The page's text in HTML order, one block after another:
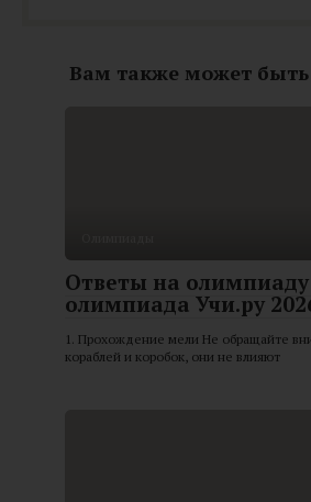
Вам также может быть
Ответы на олимпиаду
олимпиада Учи.ру
1. Прохождение мели Не обращайте
кораблей и коробок, они не влияют